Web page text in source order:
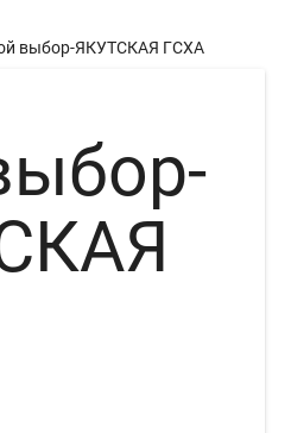
выбор-ЯКУТСКАЯ ГСХА